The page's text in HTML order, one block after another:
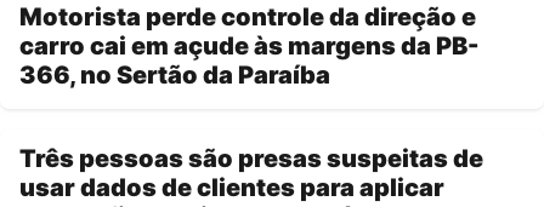
Motorista perde controle da direção e
carro cai em açude às margens da PB-
366, no Sertão da Paraíba
Três pessoas são presas suspeitas de
usar dados de clientes para aplicar